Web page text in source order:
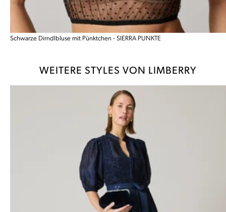
Schwarze Dirndlbluse mit Pünktchen - SIERRA PUNKTE
WEITERE STYLES VON LIMBERRY